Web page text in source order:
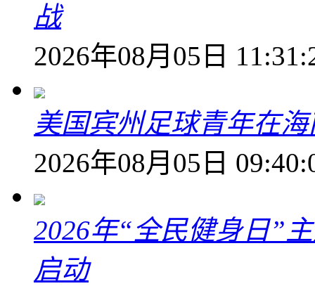
战
2026年08月05日
美国宾州足球青年在
2026年08月05日
2026年“全民健身日”
启动